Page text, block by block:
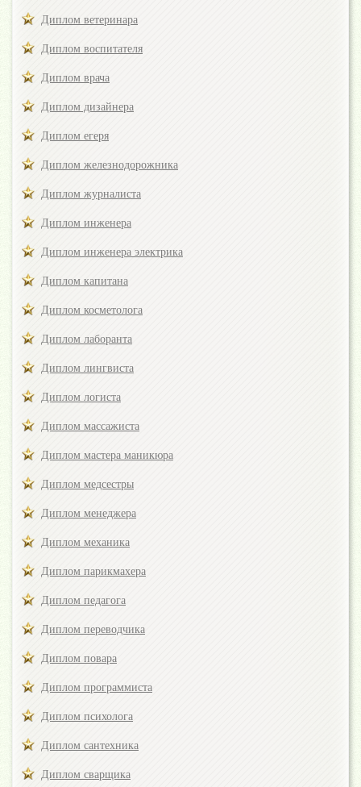
Диплом ветеринара
Диплом воспитателя
Диплом врача
Диплом дизайнера
Диплом егеря
Диплом железнодорожника
Диплом журналиста
Диплом инженера
Диплом инженера электрика
Диплом капитана
Диплом косметолога
Диплом лаборанта
Диплом лингвиста
Диплом логиста
Диплом массажиста
Диплом мастера маникюра
Диплом медсестры
Диплом менеджера
Диплом механика
Диплом парикмахера
Диплом педагога
Диплом переводчика
Диплом повара
Диплом программиста
Диплом психолога
Диплом сантехника
Диплом сварщика